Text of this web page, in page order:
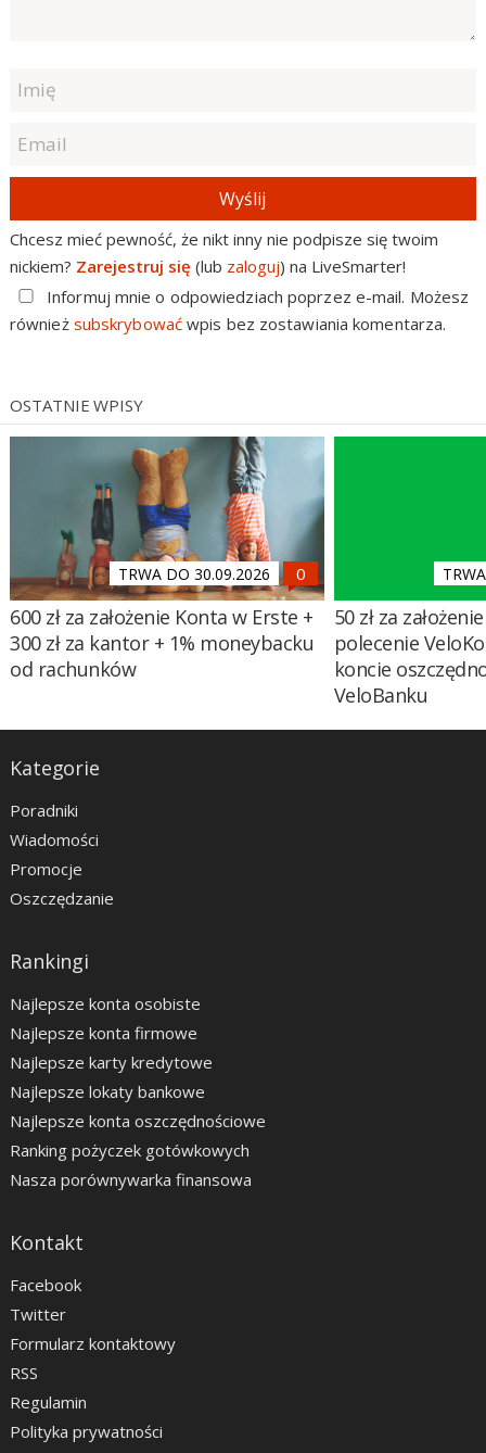
Wyślij
Chcesz mieć pewność, że nikt inny nie podpisze się twoim
nickiem? Zarejestruj się (lub zaloguj) na LiveSmarter!
Informuj mnie o odpowiedziach poprzez e-mail. Możesz
również subskrybowaćwpis bez zostawiania komentarza.
OSTATNIE WPISY
TRWA DO 30.09.2026
600 zł za założenie Konta w Erste +
300 zł za kantor + 1% moneybacku
od rachunków
50 zł za
polecenie
koncie
VeloBanku
Kategorie
Poradniki
Wiadomości
Promocje
Oszczędzanie
Rankingi
Najlepsze konta osobiste
Najlepsze konta firmowe
Najlepsze karty kredytowe
Najlepsze lokaty bankowe
Najlepsze konta oszczędnościowe
Ranking pożyczek gotówkowych
Nasza porównywarka finansowa
Kontakt
Facebook
Twitter
Formularz kontaktowy
RSS
Regulamin
Polityka prywatności